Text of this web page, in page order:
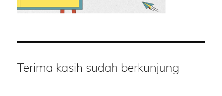
Terima kasih sudah berkunjung